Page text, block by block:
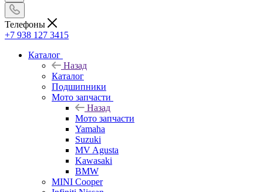
Телефоны
+7 938 127 3415
Каталог
Назад
Каталог
Подшипники
Мото запчасти
Назад
Мото запчасти
Yamaha
Suzuki
MV Agusta
Kawasaki
BMW
MINI Cooper